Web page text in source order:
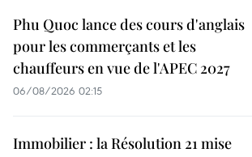
Phu Quoc lance des cours d'anglais
pour les commerçants et les
chauffeurs en vue de l'APEC 2027
06/08/2026 02:15
Immobilier : la Résolution 21 mise